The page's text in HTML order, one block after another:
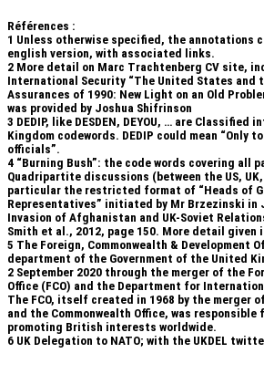
Références :
1 Unless otherwise specified, the annotations
english version, with associated links.
2 More detail on Marc Trachtenberg CV site,
International Security “The United States and
Assurances of 1990: New Light on an Old
was provided by Joshua Shifrinson
3 DEDIP, like DESDEN, DEYOU, … are Classified
Kingdom codewords. DEDIP could mean “Only
officials”.
4 “Burning Bush”: the code words covering all
Quadripartite discussions (between the US, UK,
particular the restricted format of “Heads of
Representatives” initiated by Mr Brzezinski in
Invasion of Afghanistan and UK-Soviet
Smith et al., 2012, page 150. More detail given
5 The Foreign, Commonwealth & Development
department of the Government of the United
2 September 2020 through the merger of the
Office (FCO) and the Department for
The FCO, itself created in 1968 by the merger
and the Commonwealth Office, was
promoting British interests worldwide.
6 UK Delegation to NATO; with the UKDEL